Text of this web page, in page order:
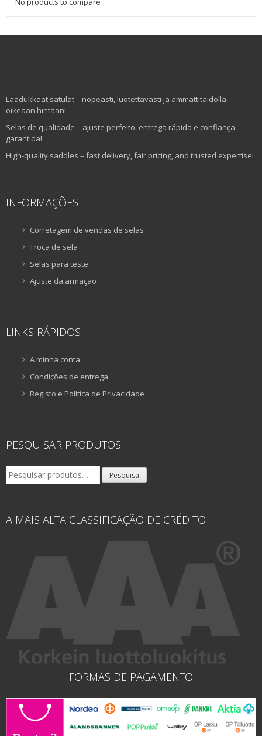
Laadukkaat satulat – nopeasti, luotettavasti ja ammattitaidolla
oikeaan hintaan!
Selas de qualidade – ajuste perfeito, entrega rápida e confiança
garantida!
High-quality saddles – fast delivery, fair pricing, and trusted expertise!
INFORMAÇÕES
Corretagem de vendas de selas
Troca de sela
Selas para teste
Ajuste da armação
LINKS RÁPIDOS
A minha conta
Condições de entrega
Registo e Política de Privacidade
PESQUISAR PRODUTOS
Pesquisar
por:
Pesquisa
A MAIS ALTA CLASSIFICAÇÃO DE CRÉDITO
FORMAS DE PAGAMENTO